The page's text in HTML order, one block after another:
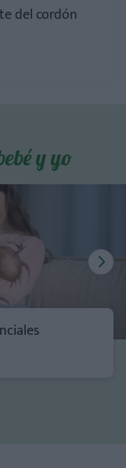
y yo
del cordón